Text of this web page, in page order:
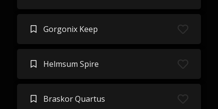
Gorgonix Keep
Helmsum Spire
Braskor Quartus